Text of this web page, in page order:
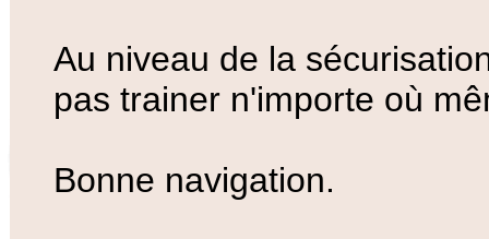
Au niveau de la
pas trainer n'importe où
Bonne navigation.